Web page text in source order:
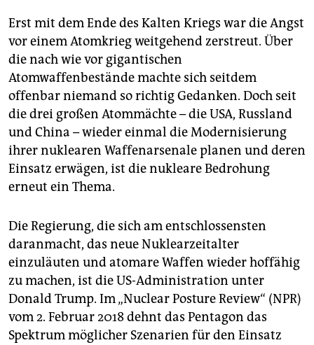
Erst mit dem Ende des Kalten Kriegs war die Angst
vor einem Atomkrieg weitgehend zerstreut. Über
die nach wie vor gigantischen
Atomwaffenbestände machte sich seitdem
offenbar niemand so richtig Gedanken. Doch seit
die drei großen Atommächte – die USA, Russland
und China – wieder einmal die Modernisierung
ihrer nuklearen Waffenarsenale planen und deren
Einsatz erwägen, ist die nukleare Bedrohung
erneut ein Thema.
Die Regierung, die sich am entschlossensten
daranmacht, das neue Nuklearzeitalter
einzuläuten und atomare Waffen wieder hoffähig
zu machen, ist die US-Administration unter
Donald Trump. Im „Nuclear Posture Review“ (NPR)
vom 2. Februar 2018 dehnt das Pentagon das
Spektrum möglicher Szenarien für den Einsatz